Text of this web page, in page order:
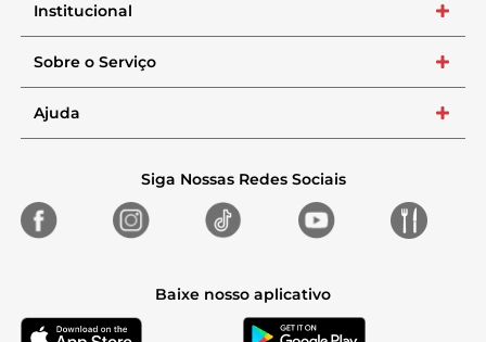
Institucional +
Sobre o Serviço +
Ajuda +
Siga Nossas Redes Sociais
Baixe nosso aplicativo